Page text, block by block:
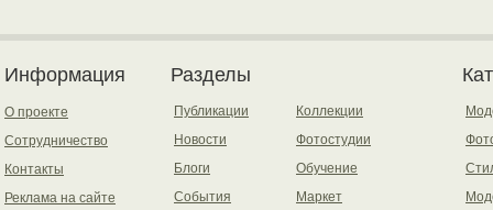
Информация
О проекте
Сотрудничество
Контакты
Реклама на сайте
Разделы
Публикации
Новости
Блоги
События
Коллекции
Фотостудии
Обучение
Маркет